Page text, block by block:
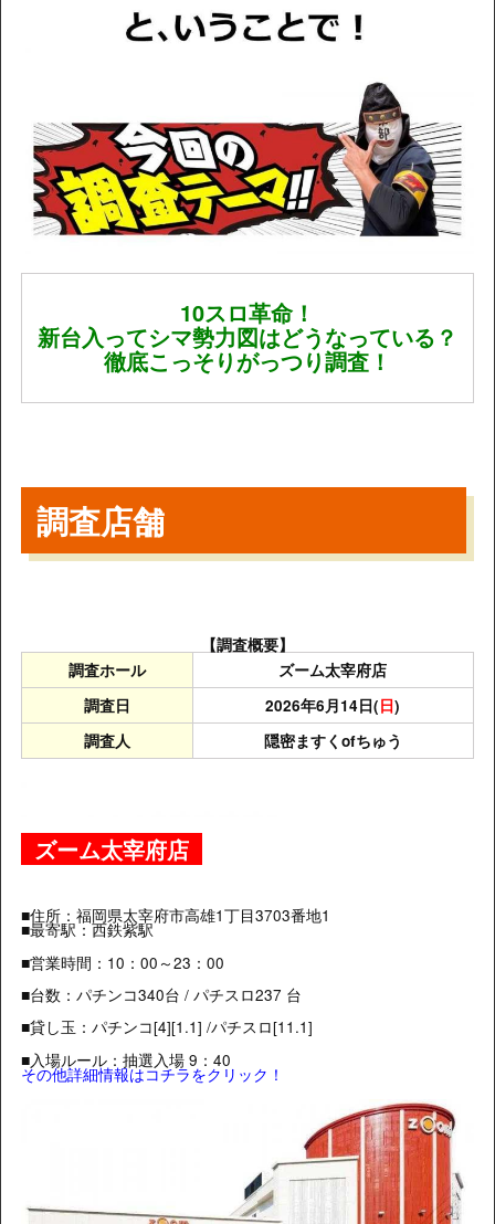
10スロ革命！
新台入ってシマ勢力図はどうなっている？
徹底こっそりがっつり調査！
調査店舗
【調査概要】
調査ホール
ズーム太宰府店
調査日
2026年6月14日(日)
調査人
隠密ますくofちゅう
ズーム太宰府店
■住所：福岡県太宰府市高雄1丁目3703番地1
■最寄駅：西鉄紫駅
■営業時間：10：00～23：00
■台数：パチンコ340台 / パチスロ237 台
■貸し玉：パチンコ[4][1.1] /パチスロ[11.1]
■入場ルール：抽選入場 9：40
その他詳細情報はコチラをクリック！